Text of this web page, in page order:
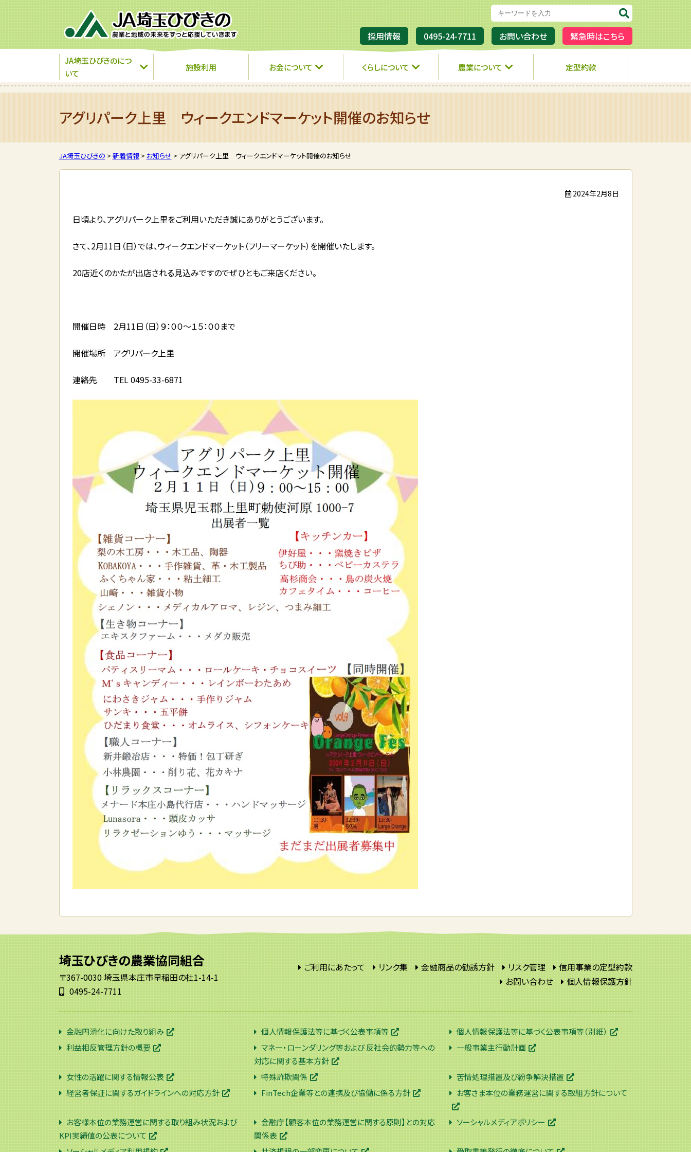
JA埼玉ひびきの
採用情報 0495-24-7711 お問い合わせ 緊急時はこちら
JA埼玉ひびきのにつ
いて
施設利用 お金について くらしについて 農業について 定型約款
アグリパーク上里 ウィークエンドマーケット開催のお知らせ
JA埼玉ひびきの > 新着情報> お知らせ > アグリパーク上里 ウィークエンドマーケット開催のお知らせ
2024年2月8日
日頃より、アグリパーク上里をご利用いただき誠にありがとうございます。
さて、2月11日（日）では、ウィークエンドマーケット（フリーマーケット）を開催いたします。
20店近くのかたが出店される見込みですのでぜひともご来店ください。
開催日時 2月11日（日）９：００～１５：００まで
開催場所 アグリパーク上里
連絡先 TEL 0495-33-6871
ご利用にあたって リンク集 金融商品の勧誘方針 リスク管理
信用事業の定型約款
お問い合わせ
個人情報保護方針
埼玉ひびきの農業協同組合
〒367-0030 埼玉県本庄市早稲田の杜1-14-1
0495-24-7711
金融円滑化に向けた取り組み 個人情報保護法等に基づく公表事項等
個人情報保護法等に基づく公表事項等（別紙）
利益相反管理方針の概要
マネー・ローンダリング等および 反社会的勢力等への
対応に関する基本方針
一般事業主行動計画
女性の活躍に関する情報公表 特殊詐欺関係
苦情処理措置及び紛争解決措置
経営者保証に関するガイドラインへの対応方針
FinTech企業等との連携及び協働に係る方針 お客さま本位の業務運営に関する取組方針について
お客様本位の業務運営に関する取り組み状況および
KPI実績値の公表について
金融庁【顧客本位の業務運営に関する原則】との対応
関係表
ソーシャルメディアポリシー